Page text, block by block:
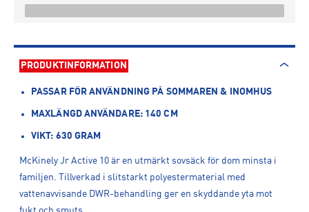
PRODUKTINFORMATION
PASSAR FÖR ANVÄNDNING PÅ SOMMAREN & INOMHUS
MAXLÄNGD ANVÄNDARE: 140 CM
VIKT: 630 GRAM
McKinely Jr Active 10 är en utmärkt sovsäck för dom minsta i
familjen. Tillverkad i slitstarkt polyestermaterial med
vattenavvisande DWR-behandling ger en skyddande yta mot